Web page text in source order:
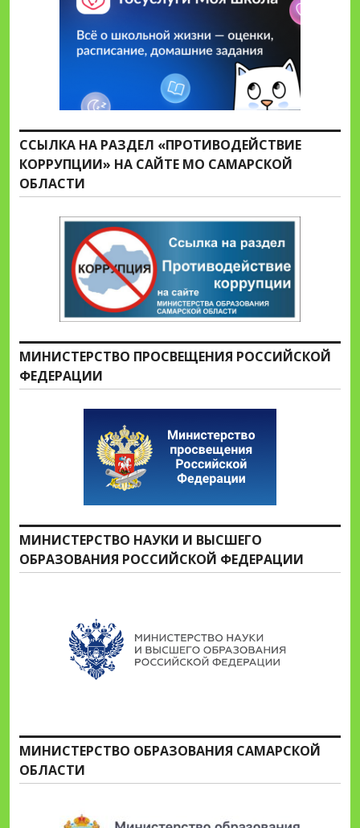
ССЫЛКА НА РАЗДЕЛ «ПРОТИВОДЕЙСТВИЕ
КОРРУПЦИИ» НА САЙТЕ МО САМАРСКОЙ
ОБЛАСТИ
МИНИСТЕРСТВО ПРОСВЕЩЕНИЯ РОССИЙСКОЙ
ФЕДЕРАЦИИ
МИНИСТЕРСТВО НАУКИ И ВЫСШЕГО
ОБРАЗОВАНИЯ РОССИЙСКОЙ ФЕДЕРАЦИИ
МИНИСТЕРСТВО ОБРАЗОВАНИЯ САМАРСКОЙ
ОБЛАСТИ